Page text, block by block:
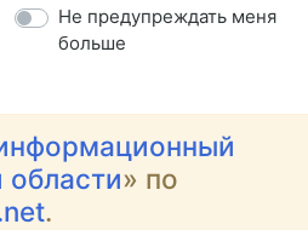
Не предупреждать меня
больше
области» по
.